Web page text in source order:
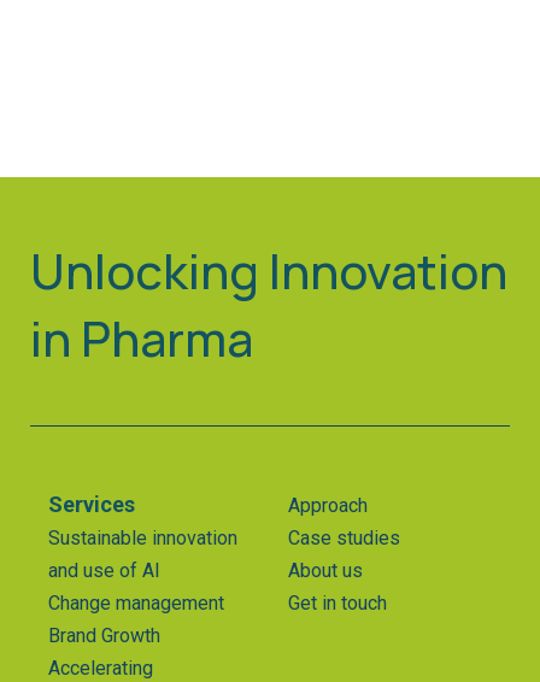
Unlocking Innovation
in Pharma
Services
Sustainable innovation
and use of AI
Change management
Brand Growth
Accelerating
Approach
Case studies
About us
Get in touch